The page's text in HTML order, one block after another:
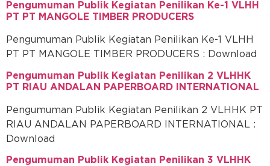
Pengumuman Publik Kegiatan Penilikan Ke-1 VLHH
PT PT MANGOLE TIMBER PRODUCERS
Pengumuman Publik Kegiatan Penilikan Ke-1 VLHH
PT PT MANGOLE TIMBER PRODUCERS : Download
Pengumuman Publik Kegiatan Penilikan 2 VLHHK
PT RIAU ANDALAN PAPERBOARD INTERNATIONAL
Pengumuman Publik Kegiatan Penilikan 2 VLHHK PT
RIAU ANDALAN PAPERBOARD INTERNATIONAL :
Download
Pengumuman Publik Kegiatan Penilikan 3 VLHHK